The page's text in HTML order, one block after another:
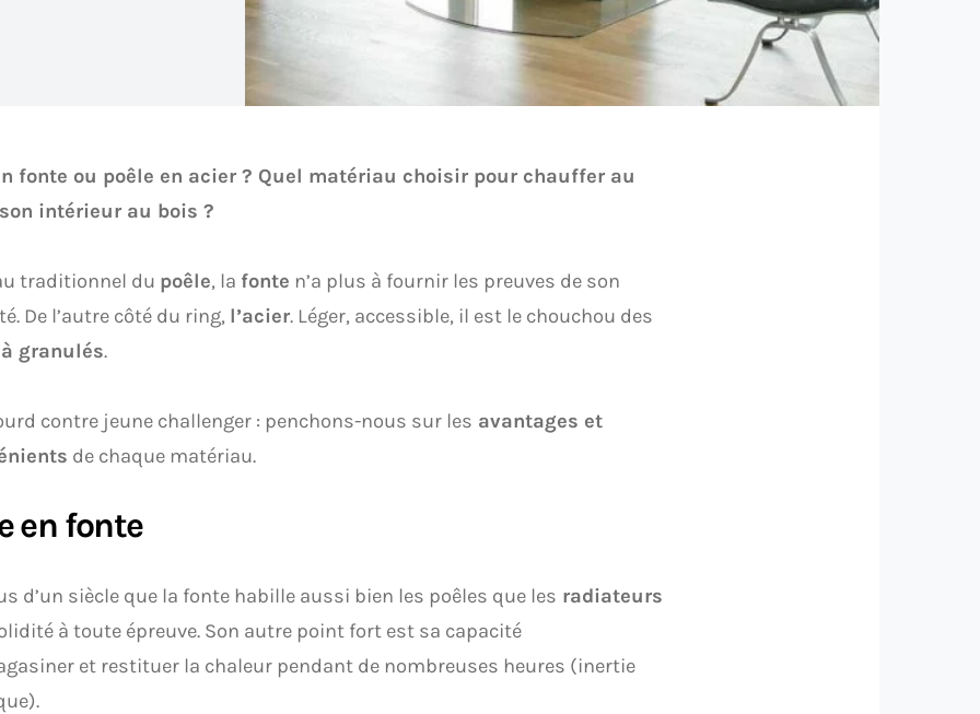
fonte ou poêle en acier ? Quel matériau choisir pour chauffer au
intérieur au bois ?
traditionnel du poêle, la fonte n’a plus à fournir les preuves de son
De l’autre côté du ring, l’acier. Léger, accessible, il est le chouchou des
granulés.
contre jeune challenger : penchons-nous sur les avantages et
de chaque matériau.
en fonte
d’un siècle que la fonte habille aussi bien les poêles que les radiateurs
à toute épreuve. Son autre point fort est sa capacité
et restituer la chaleur pendant de nombreuses heures (inertie